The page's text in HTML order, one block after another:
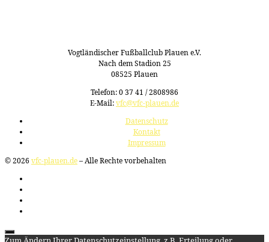
Vogtländischer Fußballclub Plauen e.V.
Nach dem Stadion 25
08525 Plauen
Telefon: 0 37 41 / 2808986
E-Mail:vfc@vfc-plauen.de
Datenschutz
Kontakt
Impressum
© 2026 vfc-plauen.de– Alle Rechte vorbehalten